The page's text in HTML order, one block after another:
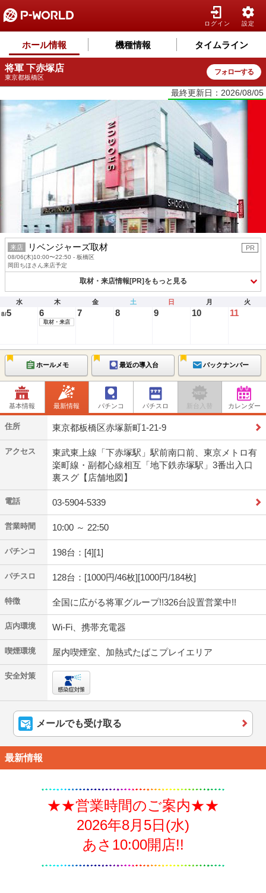
ログイン 設定
ホール情報 機種情報 タイムライン
将軍 下赤塚店
東京都板橋区
フォローする
最終更新日：2026/08/05
来店 リベンジャーズ取材 PR
08/06(木)10:00〜22:50 - 板橋区
岡田ちほさん来店予定
取材・来店情報[PR]をもっと見る
水 木 金 土 日 月 火
8/5 6
取材・来店
7 8 9 10 11
ホールメモ 最近の導入台 バックナンバー
基本情報 最新情報 パチンコ パチスロ 新台入替 カレンダー
住所 東京都板橋区赤塚新町1-21-9
アクセス
東武東上線「下赤塚駅」駅前南口前、東京メトロ有
楽町線・副都心線相互「地下鉄赤塚駅」3番出入口
裏スグ【店舗地図】
電話 03-5904-5339
営業時間 10:00 ～ 22:50
パチンコ 198台：[4][1]
パチスロ 128台：[1000円/46枚][1000円/184枚]
特徴 全国に広がる将軍グループ!!326台設置営業中!!
店内環境 Wi-Fi、携帯充電器
喫煙環境 屋内喫煙室、加熱式たばこプレイエリア
安全対策
メールでも受け取る
最新情報
★★営業時間のご案内★★
2026年8月5日(水)
あさ10:00開店!!